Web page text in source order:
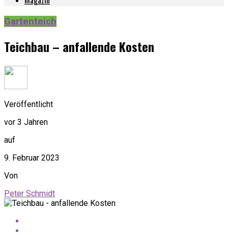
Gartenteich
Teichbau – anfallende Kosten
Veröffentlicht
vor 3 Jahren
auf
9. Februar 2023
Von
Peter Schmidt